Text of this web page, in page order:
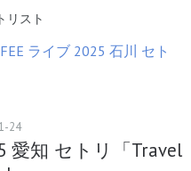
リスト
-24
愛知 セトリ「Travel